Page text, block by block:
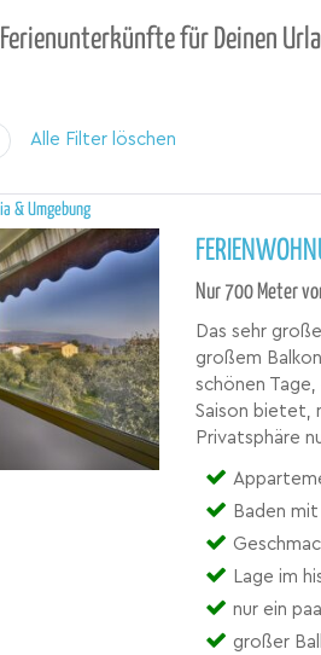
für Deinen
Alle Filter löschen
& Umgebung
Nur 700 Meter
Das sehr
großem
schönen
Saison bietet,
Privatsphäre
Baden
Lage im
nur ein
großer